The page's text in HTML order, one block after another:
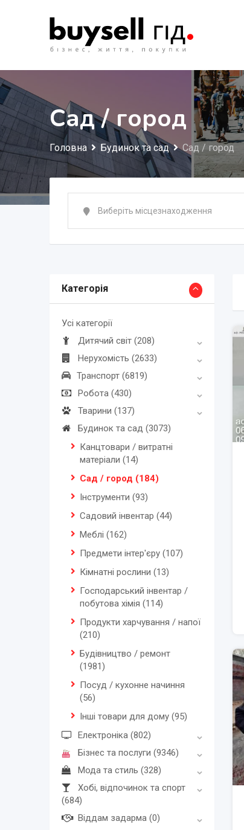
Сад / город
Головна Будинок та сад Сад / город
Категорія
Усі категорії
Дитячий світ (208)
Нерухомість (2633)
Транспорт (6819)
Робота (430)
Тварини (137)
Будинок та сад (3073)
Канцтовари / витратні
матеріали (14)
Сад / город (184)
Інструменти (93)
Садовий інвентар (44)
Меблі (162)
Предмети інтер'єру (107)
Кімнатні рослини (13)
Господарський інвентар /
побутова хімія (114)
Продукти харчування / напої
(210)
Будівництво / ремонт
(1981)
Посуд / кухонне начиння
(56)
Інші товари для дому (95)
Електроніка (802)
Бізнес та послуги (9346)
Мода та стиль (328)
Хобі, відпочинок та спорт
(684)
Віддам задарма (0)